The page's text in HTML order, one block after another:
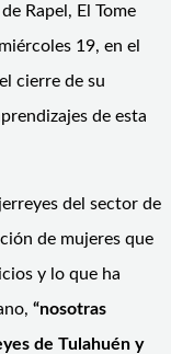
Rapel, El Tome
19, en el
cierre de su
de esta
del sector de
de mujeres que
y lo que ha
“nosotras
de Tulahuén y